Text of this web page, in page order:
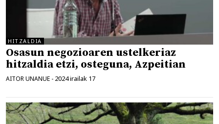
HITZALDIA
Osasun negozioaren ustelkeriaz
hitzaldia etzi, osteguna, Azpeitian
AITOR UNANUE - 2024 irailak 17